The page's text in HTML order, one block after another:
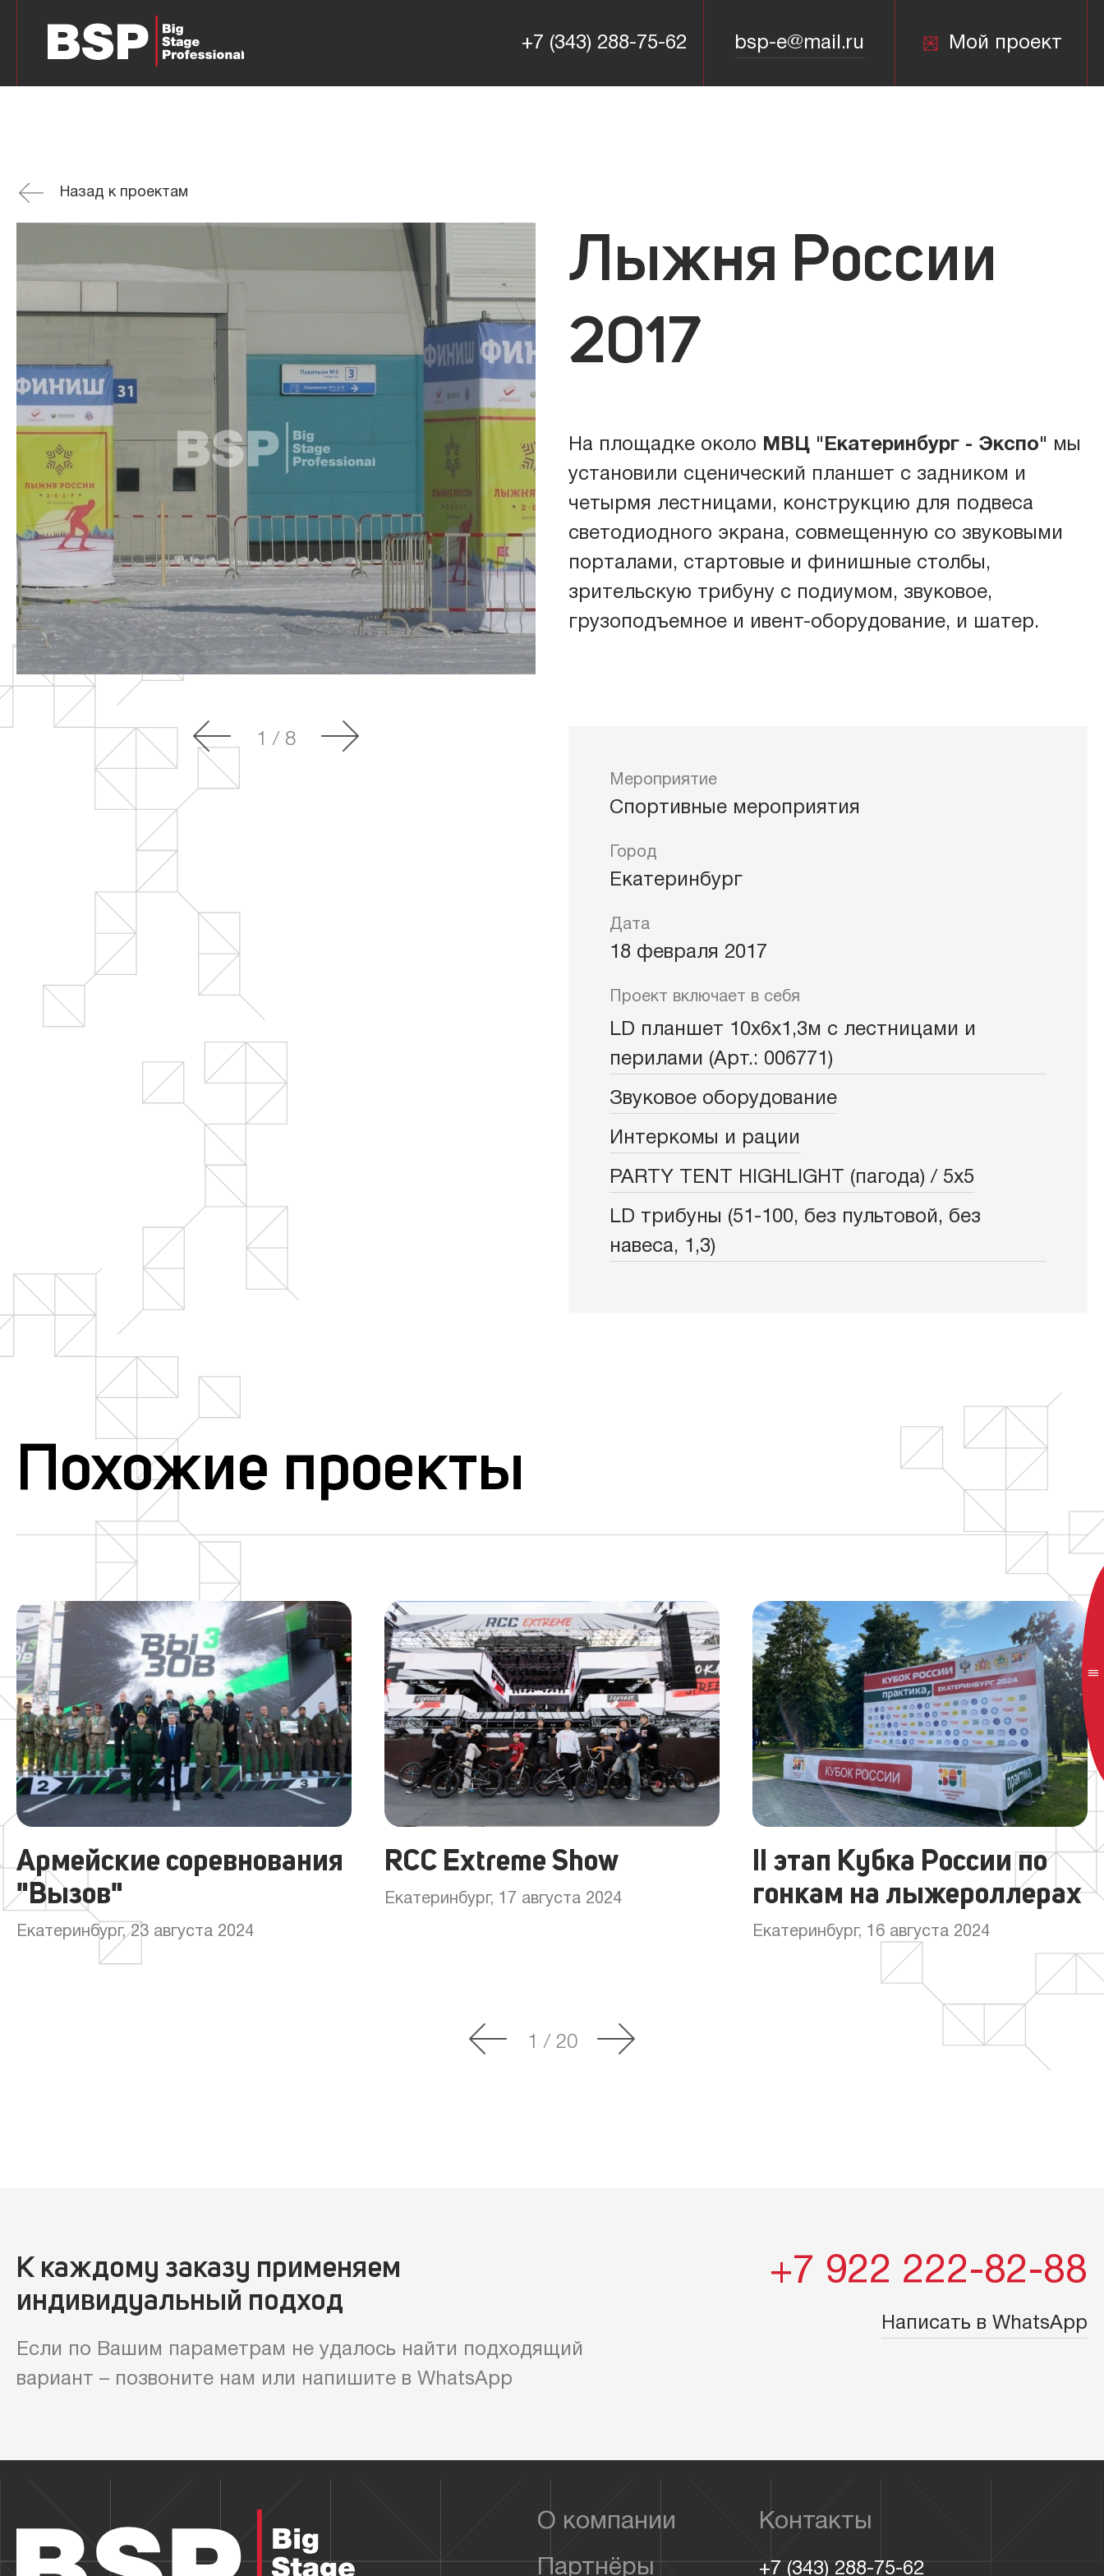
+7 (343) 288-75-62 bsp-e@mail.ru Мой проект
+7 (343) 288-75-62 bsp-e@mail.ru
О компании
Партнёры
Заказчики
Должники
Контакты
Сценические комплексы
Подиумы
Трибуны
Шатры
Звуковое оборудование
Световое оборудование
Связь
Назад к проектам
1 / 8
Лыжня России
2017
На площадке около МВЦ "Екатеринбург - Экспо" мы
установили сценический планшет с задником и
четырмя лестницами, конструкцию для подвеса
светодиодного экрана, совмещенную со звуковыми
порталами, стартовые и финишные столбы,
зрительскую трибуну с подиумом, звуковое,
грузоподъемное и ивент-оборудование, и шатер.
Мероприятие
Спортивные мероприятия
Город
Екатеринбург
Дата
18 февраля 2017
Проект включает в себя
LD планшет 10х6х1,3м с лестницами и
перилами (Арт.: 006771)
Звуковое оборудование
Интеркомы и рации
PARTY TENT HIGHLIGHT (пагода) / 5х5
LD трибуны (51-100, без пультовой, без
навеса, 1,3)
Похожие проекты
Армейские соревнования
"Вызов"
Екатеринбург, 23 августа 2024
RCC Extreme Show
Екатеринбург, 17 августа 2024
II этап Кубка России по
гонкам на лыжероллерах
Екатеринбург, 16 августа 2024
1 / 20
К каждому заказу применяем
индивидуальный подход
Если по Вашим параметрам не удалось найти подходящий
вариант – позвоните нам или напишите в WhatsApp
+7 922 222-82-88
Написать в WhatsApp
О компании
Партнёры
Контакты
+7 (343) 288-75-62